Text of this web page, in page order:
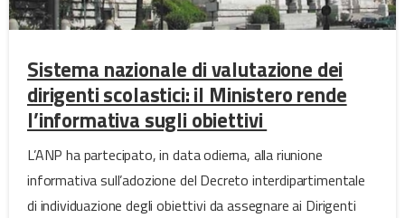
Sistema nazionale di valutazione dei
dirigenti scolastici: il Ministero rende
l’informativa sugli obiettivi
L’ANP ha partecipato, in data odierna, alla riunione
informativa sull’adozione del Decreto interdipartimentale
di individuazione degli obiettivi da assegnare ai Dirigenti